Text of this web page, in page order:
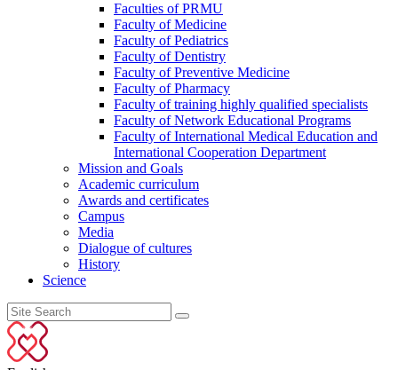
Faculties of PRMU
Faculty of Medicine
Faculty of Pediatrics
Faculty of Dentistry
Faculty of Preventive Medicine
Faculty of Pharmacy
Faculty of training highly qualified specialists
Faculty of Network Educational Programs
Faculty of International Medical Education and
International Cooperation Department
Mission and Goals
Academic curriculum
Awards and certificates
Campus
Media
Dialogue of cultures
History
Science